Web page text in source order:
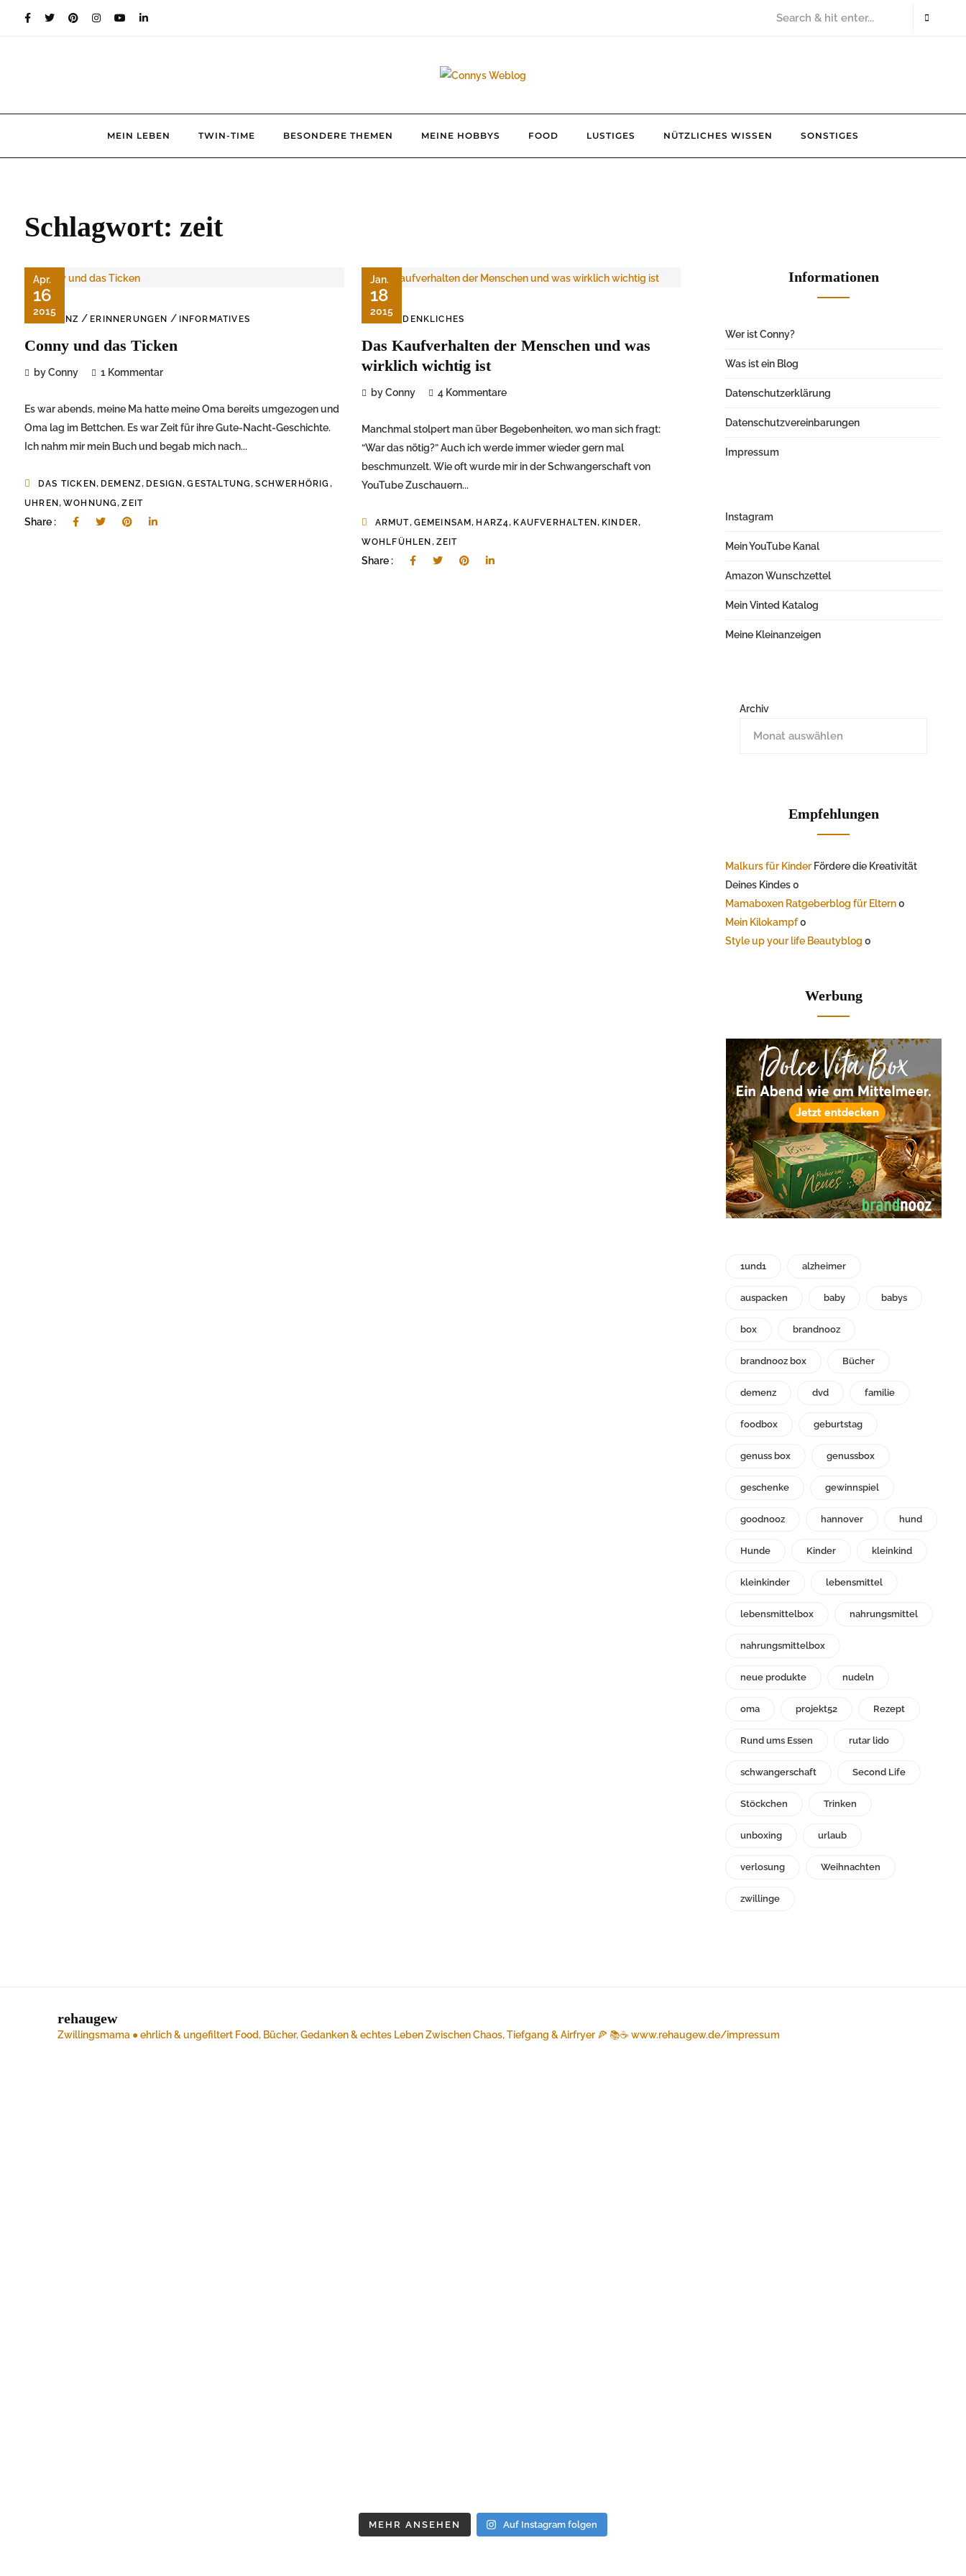
MEIN LEBEN TWIN-TIME BESONDERE THEMEN MEINE HOBBYS FOOD LUSTIGES NÜTZLICHES WISSEN SONSTIGES
Schlagwort: zeit
Apr.
16
2015
DEMENZ / ERINNERUNGEN / INFORMATIVES
Conny und das Ticken
by Conny 1 Kommentar
Es war abends, meine Ma hatte meine Oma bereits umgezogen und
Oma lag im Bettchen. Es war Zeit für ihre Gute-Nacht-Geschichte.
Ich nahm mir mein Buch und begab mich nach...
DAS TICKEN, DEMENZ, DESIGN,GESTALTUNG,SCHWERHÖRIG ,
UHREN, WOHNUNG,ZEIT
Share :
Jan.
18
2015
NACHDENKLICHES
Das Kaufverhalten der Menschen und was
wirklich wichtig ist
by Conny 4 Kommentare
Manchmal stolpert man über Begebenheiten, wo man sich fragt:
“War das nötig?” Auch ich werde immer wieder gern mal
beschmunzelt. Wie oft wurde mir in der Schwangerschaft von
YouTube Zuschauern...
ARMUT, GEMEINSAM, HARZ4, KAUFVERHALTEN, KINDER,
WOHLFÜHLEN, ZEIT
Share :
Informationen
Wer ist Conny?
Was ist ein Blog
Datenschutzerklärung
Datenschutzvereinbarungen
Impressum
Instagram
Mein YouTube Kanal
Amazon Wunschzettel
Mein Vinted Katalog
Meine Kleinanzeigen
Archiv
Empfehlungen
Malkurs für Kinder Fördere die Kreativität
Deines Kindes 0
Mamaboxen Ratgeberblog für Eltern0
Mein Kilokampf0
Style up your life Beautyblog 0
Werbung
1und1 alzheimer
auspacken baby babys
box brandnooz
brandnooz box Bücher
demenz dvd familie
foodbox geburtstag
genuss box genussbox
geschenke gewinnspiel
goodnooz hannover hund
Hunde Kinder kleinkind
kleinkinder lebensmittel
lebensmittelbox nahrungsmittel
nahrungsmittelbox
neue produkte nudeln
oma projekt52 Rezept
Rund ums Essen rutar lido
schwangerschaft Second Life
Stöckchen Trinken
unboxing urlaub
verlosung Weihnachten
zwillinge
rehaugew
Zwillingsmama ● ehrlich & ungefiltert Food, Bücher, Gedanken & echtes LebenZwischen Chaos, Tiefgang & Airfryer 🍕 📚☕️ www.rehaugew.de/impressum
MEHR ANSEHEN Auf Instagram folgen